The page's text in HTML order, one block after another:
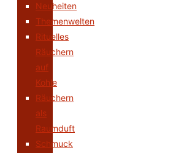
Neuheiten
Themenwelten
Rituelles
Räuchern
auf
Kohle
Räuchern
als
Raumduft
Schmuck